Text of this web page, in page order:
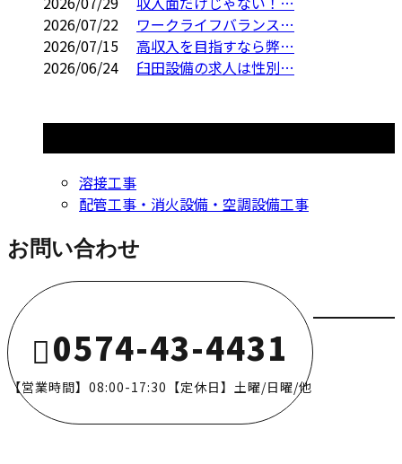
2026/07/22
ワークライフバランス…
2026/07/15
高収入を目指すなら弊…
2026/06/24
臼田設備の求人は性別…
溶接工事
配管工事・消火設備・空調設備工事
お問い合わせ
0574-43-4431
【営業時間】08:00-17:30【定休日】土曜/日曜/他